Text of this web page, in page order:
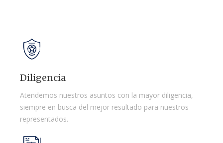
Diligencia
Atendemos nuestros asuntos con la mayor diligencia,
siempre en busca del mejor resultado para nuestros
representados.